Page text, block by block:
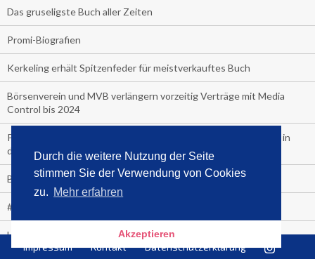
Durch die weitere Nutzung der Seite
stimmen Sie der Verwendung von Cookies
zu. Mehr erfahren
Akzeptieren
Das gruseligste Buch aller Zeiten
Promi-Biografien
Kerkeling erhält Spitzenfeder für meistverkauftes Buch
Börsenverein und MVB verlängern vorzeitig Verträge mit Media
Control bis 2024
PocketBook, Ceebo und Umbreit bringen Hörbuch-Downloads in
die Cloud
Bella Bella
#1-Bestseller: "Das ist Alpha!" von Kollegah
Hammer! "Fear: Trump in the White House" (auf Englisch) von
Watergate-Urgestein
Impressum Kontakt Datenschutzerklärung